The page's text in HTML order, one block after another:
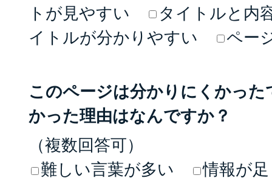
トが見やすい
タイトルと内
イトルが分かりやすい
ペー
このページは分かりにくかっ
かった理由はなんですか？
（複数回答可）
難しい言葉が多い
情報が